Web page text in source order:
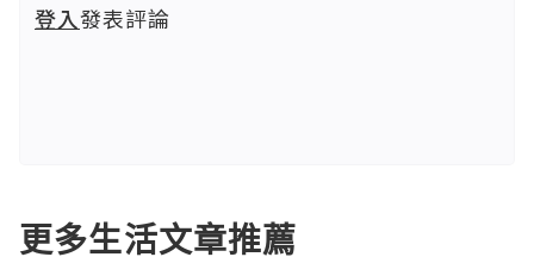
登入發表評論
更多生活文章推薦